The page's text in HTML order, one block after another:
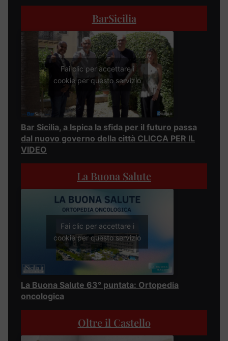
BarSicilia
Fai clic per accettare i
cookie per questo servizio
Bar Sicilia, a Ispica la sfida per il futuro passa
dal nuovo governo della città CLICCA PER IL
VIDEO
La Buona Salute
Fai clic per accettare i
cookie per questo servizio
La Buona Salute 63° puntata: Ortopedia
oncologica
Oltre il Castello